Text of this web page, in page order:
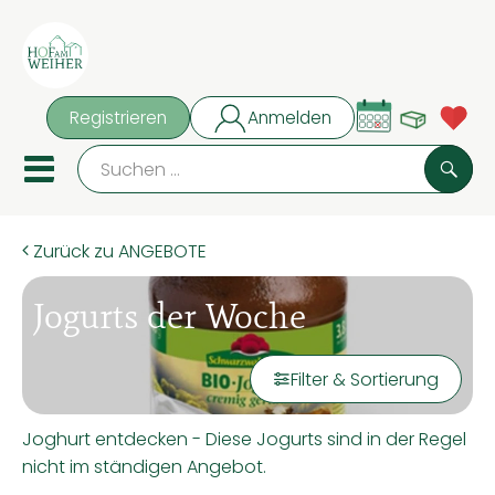
Registrieren Anmelden
Mobiles Menu öffnen
Bio-Kisten
Rezeptkisten
Von unserem Hof
Obst, Gemüse & Kartoffeln
Zurück zu ANGEBOTE
Jogurts der Woche
Filter & Sortierung
Joghurt entdecken - Diese Jogurts sind in der Regel
nicht im ständigen Angebot.